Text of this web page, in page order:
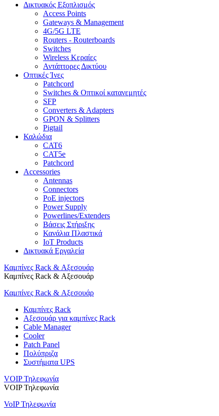
Δικτυακός Εξοπλισμός
Access Points
Gateways & Management
4G/5G LTE
Routers - Routerboards
Switches
Wireless Κεραίες
Αντάπτορες Δικτύου
Οπτικές Ίνες
Patchcord
Switches & Οπτικοί κατανεμητές
SFP
Converters & Adapters
GPON & Splitters
Pigtail
Καλώδια
CAT6
CAT5e
Patchcord
Accessories
Antennas
Connectors
PoE injectors
Power Supply
Powerlines/Extenders
Βάσεις Στήριξης
Κανάλια Πλαστικά
IoT Products
Δικτυακά Εργαλεία
Καμπίνες Rack & Αξεσουάρ
Καμπίνες Rack & Αξεσουάρ
Καμπίνες Rack & Αξεσουάρ
Καμπίνες Rack
Αξεσουάρ για καμπίνες Rack
Cable Manager
Cooler
Patch Panel
Πολύπριζα
Συστήματα UPS
VOIP Τηλεφωνία
VOIP Τηλεφωνία
VoIP Τηλεφωνία